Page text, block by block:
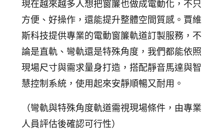
現在越來越多人想把窗簾也做成電動化，不只
方便、好操作，還能提升整體空間質感。賈維
斯科技提供專業的電動窗簾軌道訂製服務，不
論是直軌、彎軌還是特殊角度，我們都能依照
現場尺寸與需求量身打造，搭配靜音馬達與智
慧控制系統，使用起來安靜順暢又耐用。
（彎軌與特殊角度軌道需視現場條件，由專業
人員評估後確認可行性）